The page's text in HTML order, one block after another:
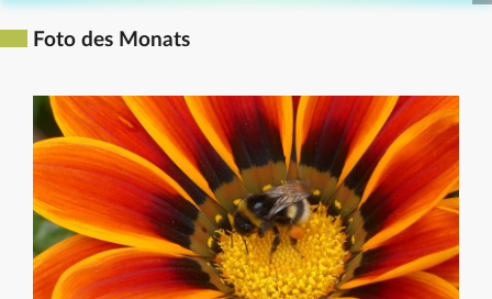
Foto des Monats